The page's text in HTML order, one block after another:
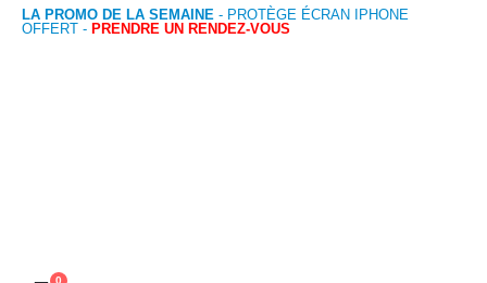
LA PROMO DE LA SEMAINE - PROTÈGE ÉCRAN IPHONE
OFFERT - PRENDRE UN RENDEZ-VOUS